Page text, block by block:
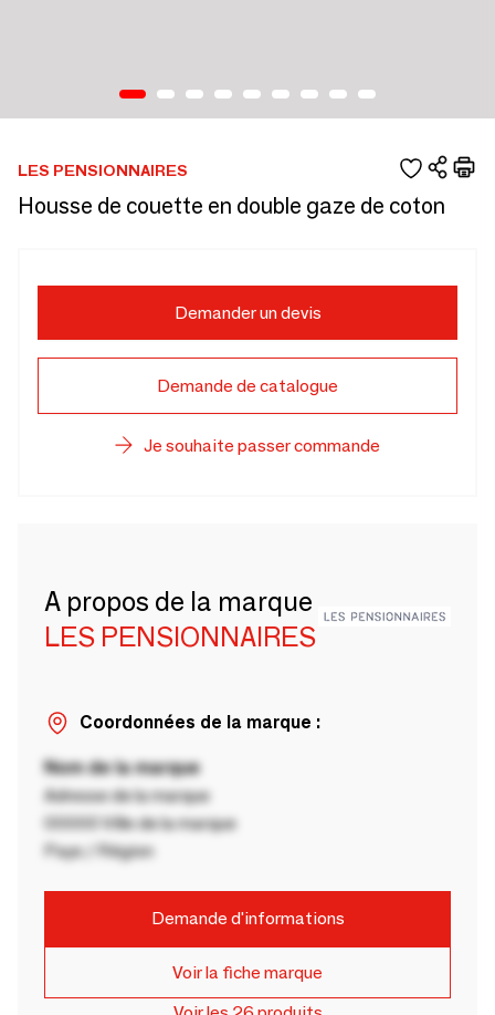
LES PENSIONNAIRES
Housse de couette en double gaze de coton
Demander un devis
Demande de catalogue
Je souhaite passer commande
A propos de la marque
LES PENSIONNAIRES
Coordonnées de la marque :
Nom de la marque
Adresse de la marque
00000 Ville de la marque
Pays / Région
Demande d'informations
Voir la fiche marque